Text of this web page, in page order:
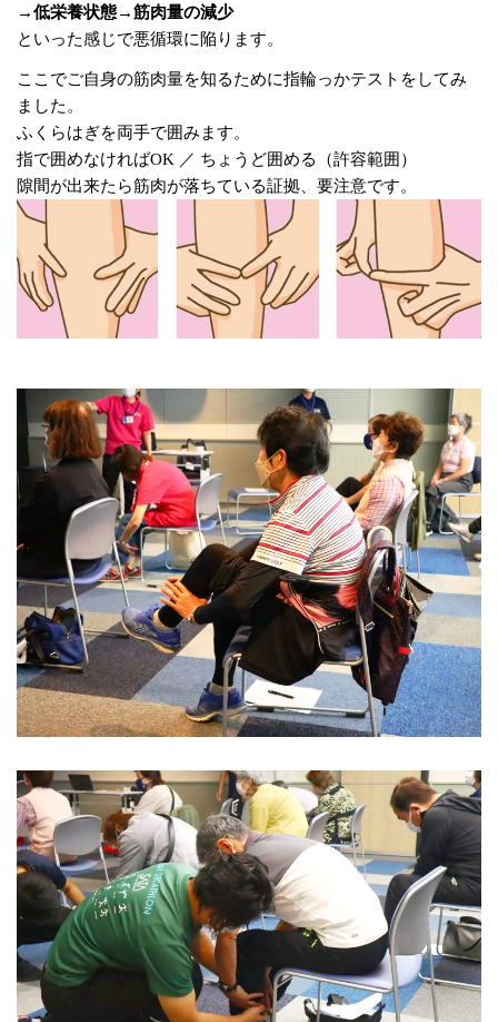
→低栄養状態→筋肉量の減少
といった感じで悪循環に陥ります。
ここでご自身の筋肉量を知るために指輪っかテストをしてみ
ました。
ふくらはぎを両手で囲みます。
指で囲めなければOK ／ ちょうど囲める（許容範囲）
隙間が出来たら筋肉が落ちている証拠、要注意です。